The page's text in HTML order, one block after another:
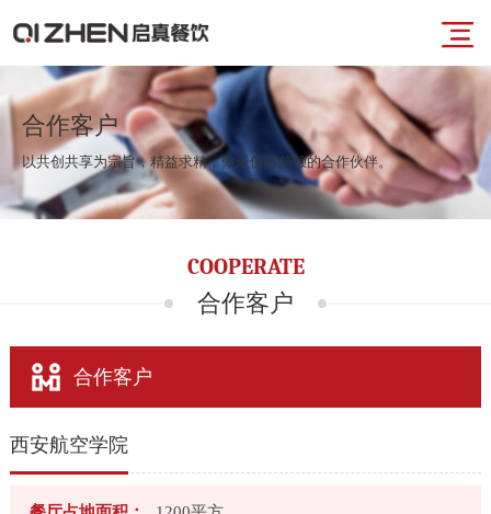
导
航
菜
首
页
业
品
合作客户
以共创共享为宗旨，精益求精，做最值得信赖的合作伙伴。
COOPERATE
合作客户
合作客户
西安航空学院